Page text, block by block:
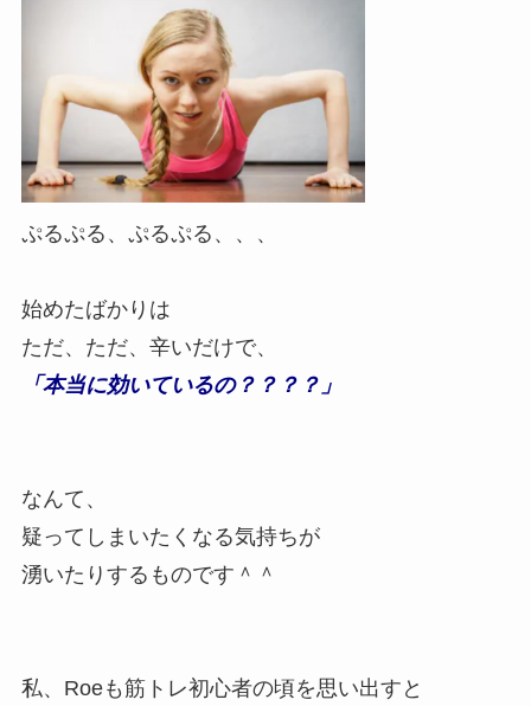
ぷるぷる、ぷるぷる、、、
始めたばかりは
ただ、ただ、辛いだけで、
「本当に効いているの？？？？」
なんて、
疑ってしまいたくなる気持ちが
湧いたりするものです＾＾
私、Roeも筋トレ初心者の頃を思い出すと